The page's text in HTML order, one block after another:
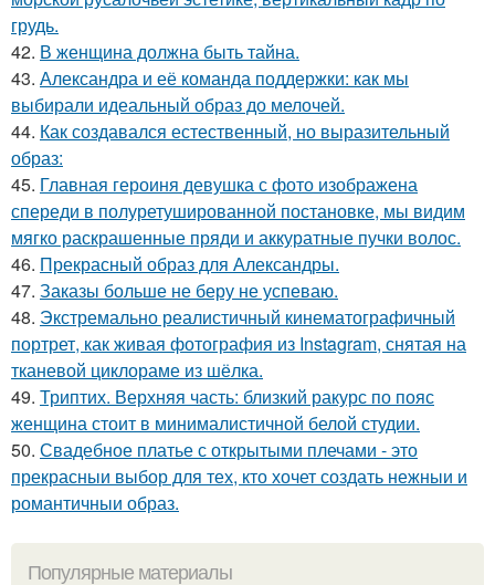
грудь.
42. В женщина должна быть тайна.
43. Александра и её команда поддержки: как мы
выбирали идеальный образ до мелочей.
44. Как создавался естественный, но выразительный
образ:
45. Главная героиня девушка с фото изображена
спереди в полуретушированной постановке, мы видим
мягко раскрашенные пряди и аккуратные пучки волос.
46. Прекрасный образ для Александры.
47. Заказы больше не беру не успеваю.
48. Экстремально реалистичный кинематографичный
портрет, как живая фотография из Instagram, снятая на
тканевой циклораме из шёлка.
49. Триптих. Верхняя часть: близкий ракурс по пояс
женщина стоит в минималистичной белой студии.
50. Свадебное платье с открытыми плечами - это
прекрасныи выбор для тех, кто хочет создать нежныи и
романтичныи образ.
Популярные материалы